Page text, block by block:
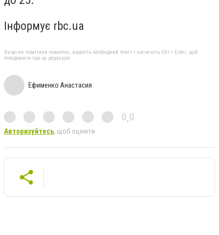
Інформує rbc.ua
Якщо ви помітили помилку, виділіть необхідний текст і натисніть Ctrl + Enter, щоб
повідомити про це редакцію
Ефименко Анастасия
0,0
Авторизуйтесь, щоб оцінити